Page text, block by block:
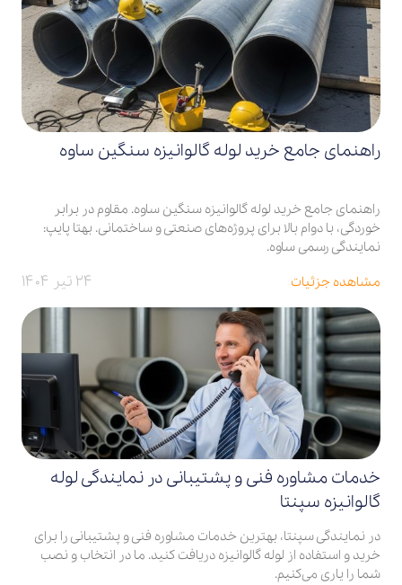
راهنمای جامع خرید لوله گالوانیزه سنگین ساوه
راهنمای جامع خرید لوله گالوانیزه سنگین ساوه. مقاوم در برابر
خوردگی، با دوام بالا برای پروژه‌های صنعتی و ساختمانی. بهتا پایپ:
نمایندگی رسمی ساوه.
مشاهده جزئیات
۲۴ تیر ۱۴۰۴
خدمات مشاوره فنی و پشتیبانی در نمایندگی‌ لوله
گالوانیزه سپنتا
در نمایندگی سپنتا، بهترین خدمات مشاوره فنی و پشتیبانی را برای
خرید و استفاده از لوله گالوانیزه دریافت کنید. ما در انتخاب و نصب
شما را یاری می‌کنیم.